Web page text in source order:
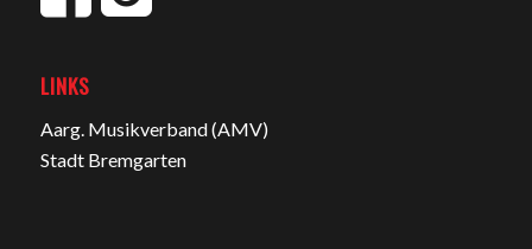
LINKS
Aarg. Musikverband (AMV)
Stadt Bremgarten